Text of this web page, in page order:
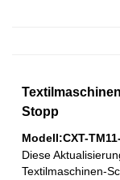
Stopp
Modell:CXT-
Diese
Textilmaschinen-